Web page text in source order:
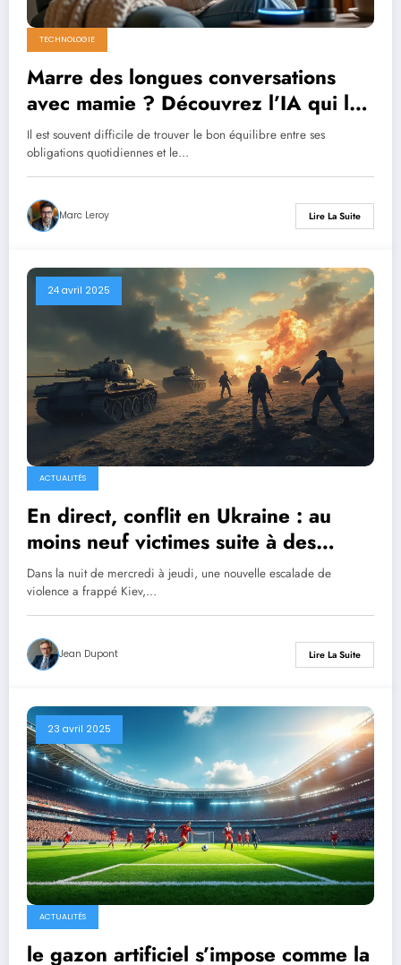
TECHNOLOGIE
Marre des longues conversations
avec mamie ? Découvrez l’IA qui lui
donne un coup de fil quotidien
Il est souvent difficile de trouver le bon équilibre entre ses
obligations quotidiennes et le…
Marc Leroy Lire La Suite
24 avril 2025
ACTUALITÉS
En direct, conflit en Ukraine : au
moins neuf victimes suite à des
bombardements nocturnes à Kiev ;
Trump évoque un rapprochement
possible avec Moscou
Dans la nuit de mercredi à jeudi, une nouvelle escalade de
violence a frappé Kiev,…
Jean Dupont Lire La Suite
23 avril 2025
ACTUALITÉS
le gazon artificiel s’impose comme la